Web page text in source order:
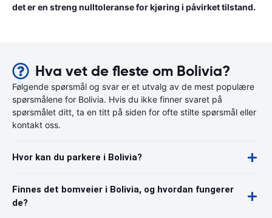
det er en streng nulltoleranse for kjøring i påvirket tilstand.
Hva vet de fleste om Bolivia?
Følgende spørsmål og svar er et utvalg av de mest populære
spørsmålene for Bolivia. Hvis du ikke finner svaret på
spørsmålet ditt, ta en titt på siden for ofte stilte spørsmål eller
kontakt oss.
Hvor kan du parkere i Bolivia?
Finnes det bomveier i Bolivia, og hvordan fungerer
de?